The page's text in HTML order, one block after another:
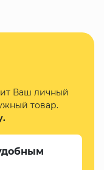
Ваш личный
товар.